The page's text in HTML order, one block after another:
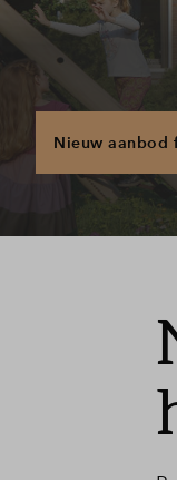
Nieuw aanbod